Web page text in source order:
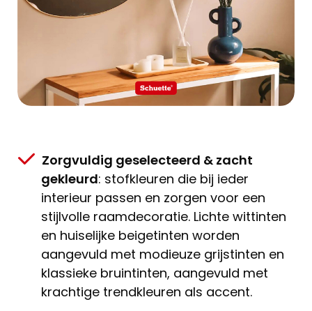
Zorgvuldig geselecteerd & zacht
gekleurd: stofkleuren die bij ieder
interieur passen en zorgen voor een
stijlvolle raamdecoratie. Lichte wittinten
en huiselijke beigetinten worden
aangevuld met modieuze grijstinten en
klassieke bruintinten, aangevuld met
krachtige trendkleuren als accent.